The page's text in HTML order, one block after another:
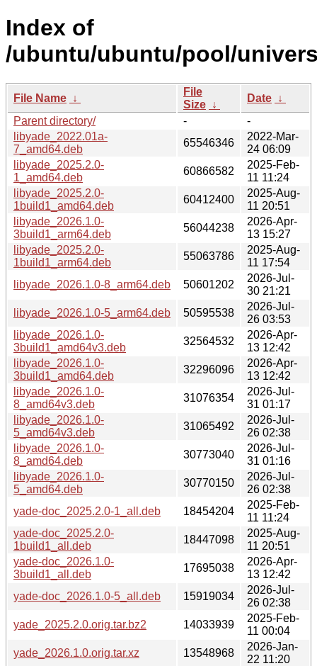
Index of
/ubuntu/ubuntu/pool/
File Name ↓
File
Size ↓
Date ↓
Parent directory/
-
-
libyade_2022.01a-
7_amd64.deb
65546346
2022-Mar-
24 06:09
libyade_2025.2.0-
1_amd64.deb
60866582
2025-Feb-
11 11:24
libyade_2025.2.0-
1build1_amd64.deb
60412400
2025-Aug-
11 20:51
libyade_2026.1.0-
3build1_arm64.deb
56044238
2026-Apr-
13 15:27
libyade_2025.2.0-
1build1_arm64.deb
55063786
2025-Aug-
11 17:54
libyade_2026.1.0-8_arm64.deb
50601202
2026-Jul-
30 21:21
libyade_2026.1.0-5_arm64.deb
50595538
2026-Jul-
26 03:53
libyade_2026.1.0-
3build1_amd64v3.deb
32564532
2026-Apr-
13 12:42
libyade_2026.1.0-
3build1_amd64.deb
32296096
2026-Apr-
13 12:42
libyade_2026.1.0-
8_amd64v3.deb
31076354
2026-Jul-
31 01:17
libyade_2026.1.0-
5_amd64v3.deb
31065492
2026-Jul-
26 02:38
libyade_2026.1.0-
8_amd64.deb
30773040
2026-Jul-
31 01:16
libyade_2026.1.0-
5_amd64.deb
30770150
2026-Jul-
26 02:38
yade-doc_2025.2.0-1_all.deb
18454204
2025-Feb-
11 11:24
yade-doc_2025.2.0-
1build1_all.deb
18447098
2025-Aug-
11 20:51
yade-doc_2026.1.0-
3build1_all.deb
17695038
2026-Apr-
13 12:42
yade-doc_2026.1.0-5_all.deb
15919034
2026-Jul-
26 02:38
yade_2025.2.0.orig.tar.bz2
14033939
2025-Feb-
11 00:04
yade_2026.1.0.orig.tar.xz
13548968
2026-Jan-
22 11:20